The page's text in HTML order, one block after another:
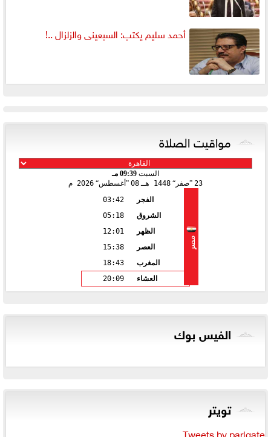
أحمد سليم يكتب: السبعينى والزلزال ..!
مواقيت الصلاة
السبت 09:39 مـ
23 صفر 1448 هـ 08 أغسطس 2026 م
مصر
الفجر
03:42
الشروق
05:18
الظهر
12:01
العصر
15:38
المغرب
18:43
العشاء
20:09
الفيس بوك
تويتر
Tweets by parlgate